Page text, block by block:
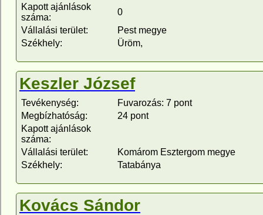
Kapott ajánlások
száma:
0
Vállalási terület:
Pest megye
Székhely:
Üröm,
Keszler József
Tevékenység:
Fuvarozás: 7 pont
Megbízhatóság:
24 pont
Kapott ajánlások
száma:
Vállalási terület:
Komárom Esztergom megye
Székhely:
Tatabánya
Kovács Sándor